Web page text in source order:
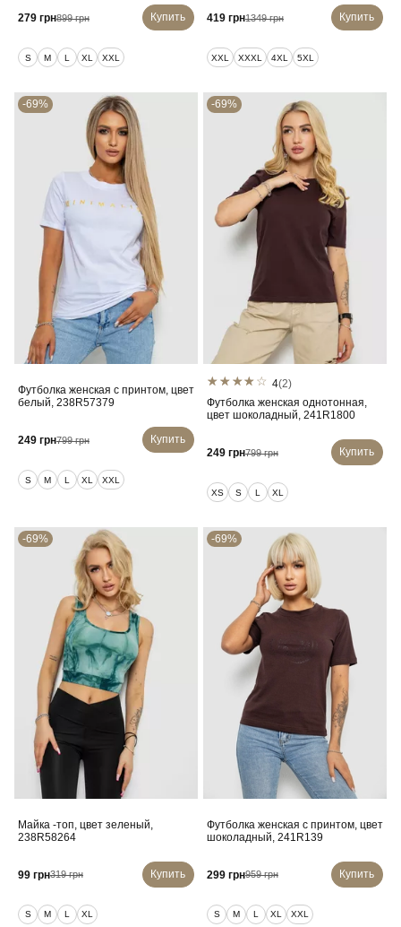
279 грн899 грн Купить
S M L XL XXL
419 грн1349 грн Купить
XXL XXXL 4XL 5XL
-69%
Футболка женская с принтом, цвет
белый, 238R57379
249 грн799 грн Купить
S M L XL XXL
-69%
4(2)
Футболка женская однотонная,
цвет шоколадный, 241R1800
249 грн799 грн Купить
XS S L XL
-69%
Майка -топ, цвет зеленый,
238R58264
99 грн319 грн Купить
S M L XL
-69%
Футболка женская с принтом, цвет
шоколадный, 241R139
299 грн959 грн Купить
S M L XL XXL